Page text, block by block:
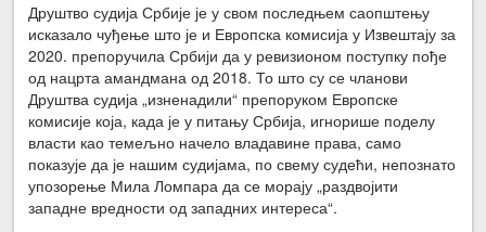
Друштво судија Србије је у свом последњем саопштењу
исказало чуђење што је и Европска комисија у Извештају за
2020. препоручила Србији да у ревизионом поступку пође
од нацрта амандмана од 2018. То што су се чланови
Друштва судија „изненадили“ препоруком Европске
комисије која, када је у питању Србија, игнорише поделу
власти као темељно начело владавине права, само
показује да је нашим судијама, по свему судећи, непознато
упозорење Мила Ломпара да се морају „раздвојити
западне вредности од западних интереса“.